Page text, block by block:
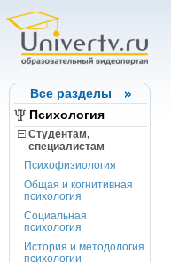
Все разделы
Психология
Студентам,
cпециалистам
Психофизиология
Общая и когнитивная
психология
Социальная
психология
История и методология
психологии